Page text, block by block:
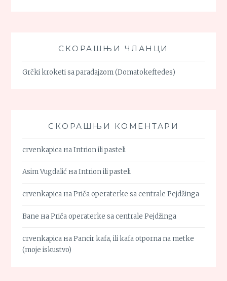
СКОРАШЊИ ЧЛАНЦИ
Grčki kroketi sa paradajzom (Domatokeftedes)
СКОРАШЊИ КОМЕНТАРИ
crvenkapica наIntrion ili pasteli
Asim Vugdalić наIntrion ili pasteli
crvenkapica наPriča operaterke sa centrale Pejdžinga
Bane наPriča operaterke sa centrale Pejdžinga
crvenkapica наPancir kafa, ili kafa otporna na metke
(moje iskustvo)